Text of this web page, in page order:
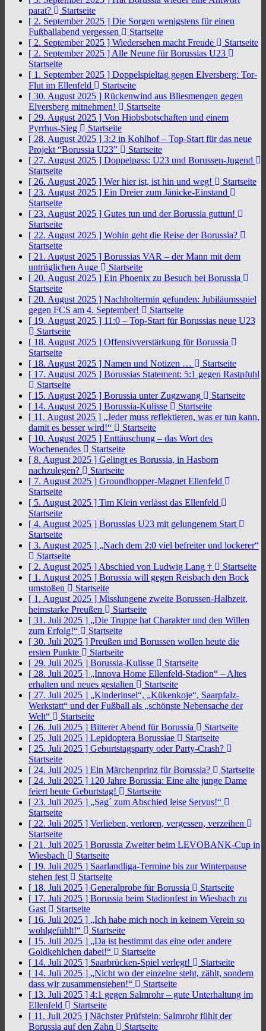
parat?
Startseite
[ 2. September 2025 ] Die Sorgen wenigstens für einen
Fußballabend vergessen
Startseite
[ 2. September 2025 ] Wiedersehen macht Freude
Startseite
[ 2. September 2025 ] Alle Neune für Borussias U23
Startseite
[ 1. September 2025 ] Doppelspieltag gegen Elversberg: Tor-
Flut im Ellenfeld
Startseite
[ 30. August 2025 ] Rückenwind aus Bliesmengen gegen
Elversberg mitnehmen!
Startseite
[ 29. August 2025 ] Von Hiobsbotschaften und einem
Pyrrhus-Sieg
Startseite
[ 28. August 2025 ] 3:2 in Kohlhof – Top-Start für das neue
Projekt “Borussia U23”
Startseite
[ 27. August 2025 ] Doppelpass: U23 und Borussen-Jugend
Startseite
[ 26. August 2025 ] Wer hier ist, ist hin und weg!
Startseite
[ 23. August 2025 ] Ein Dreier zum Jänicke-Einstand
Startseite
[ 23. August 2025 ] Gutes tun und der Borussia guttun!
Startseite
[ 22. August 2025 ] Wohin geht die Reise der Borussia?
Startseite
[ 21. August 2025 ] Borussias VAR – der Mann mit dem
untrüglichen Auge
Startseite
[ 20. August 2025 ] Ein Phoenix zu Besuch bei Borussia
Startseite
[ 20. August 2025 ] Nachholtermin gefunden: Jubiläumsspiel
gegen FCS am 4. September!
Startseite
[ 19. August 2025 ] 11:0 – Top-Start für Borussias neue U23
Startseite
[ 18. August 2025 ] Offensivverstärkung für Borussia
Startseite
[ 18. August 2025 ] Namen und Notizen …
Startseite
[ 17. August 2025 ] Borussias Statement: 5:1 gegen Rastpfuhl
Startseite
[ 15. August 2025 ] Borussia unter Zugzwang
Startseite
[ 14. August 2025 ] Borussia-Kulisse
Startseite
[ 11. August 2025 ] „Jeder muss reflektieren, was er tun kann,
damit es besser wird!“
Startseite
[ 10. August 2025 ] Enttäuschung – das Wort des
Wochenendes
Startseite
[ 8. August 2025 ] Gelingt es Borussia, in Hasborn
nachzulegen?
Startseite
[ 7. August 2025 ] Groundhopper-Magnet Ellenfeld
Startseite
[ 5. August 2025 ] Tim Klein verlässt das Ellenfeld
Startseite
[ 4. August 2025 ] Borussias U23 mit gelungenem Start
Startseite
[ 3. August 2025 ] „Nach dem 2:0 viel befreiter und lockerer“
Startseite
[ 2. August 2025 ] Abschied von Ludwig Lang †
Startseite
[ 1. August 2025 ] Borussia will gegen Reisbach den Bock
umstoßen
Startseite
[ 1. August 2025 ] Misslungene zweite Borussen-Halbzeit,
heimstarke Preußen
Startseite
[ 31. Juli 2025 ] „Die Truppe hat Charakter und den Willen
zum Erfolg!“
Startseite
[ 30. Juli 2025 ] Preußen und Borussen wollen heute die
ersten Punkte
Startseite
[ 29. Juli 2025 ] Borussia-Kulisse
Startseite
[ 28. Juli 2025 ] „Innova Home Ellenfeld-Stadion“ – Altes
erhalten und neues gestalten
Startseite
[ 27. Juli 2025 ] „Kinderinsel“, „Kükenkoje“, Saarpfalz-
Werkstatt“ und der Fußball als „schönste Nebensache der
Welt“
Startseite
[ 26. Juli 2025 ] Bitterer Abend für Borussia
Startseite
[ 25. Juli 2025 ] Lepidoptera Borussiae
Startseite
[ 25. Juli 2025 ] Geburtstagsparty oder Party-Crash?
Startseite
[ 24. Juli 2025 ] Ein Märchenprinz für Borussia?
Startseite
[ 24. Juli 2025 ] 120 Jahre Borussia: Eine alte junge Dame
feiert heute Geburtstag!
Startseite
[ 23. Juli 2025 ] „Sag´ zum Abschied leise Servus!“
Startseite
[ 22. Juli 2025 ] Verlieben, verloren, vergessen, verzeihen
Startseite
[ 21. Juli 2025 ] Borussia Zweiter beim LEVOBANK-Cup in
Wiesbach
Startseite
[ 19. Juli 2025 ] Saarlandliga-Termine bis zur Winterpause
stehen fest
Startseite
[ 18. Juli 2025 ] Generalprobe für Borussia
Startseite
[ 17. Juli 2025 ] Borussia beim Stadionfest in Wiesbach zu
Gast
Startseite
[ 16. Juli 2025 ] „Ich habe mich noch in keinem Verein so
wohlgefühlt!“
Startseite
[ 15. Juli 2025 ] „Da ist bestimmt das eine oder andere
Goldkehlchen dabei!“
Startseite
[ 14. Juli 2025 ] Saarbrücken-Spiel verlegt!
Startseite
[ 14. Juli 2025 ] „Nicht wo der einzelne steht, zählt, sondern
dass wir zusammenstehen!“
Startseite
[ 13. Juli 2025 ] 4:1 gegen Salmrohr – gute Unterhaltung im
Ellenfeld
Startseite
[ 11. Juli 2025 ] Nächster Prüfstein: Salmrohr fühlt der
Borussia auf den Zahn
Startseite